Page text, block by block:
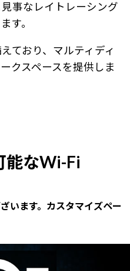
事なレイトレーシング
す。
ており、マルティディ
クスペースを提供しま
能なWi-Fi
います。カスタマイズペー